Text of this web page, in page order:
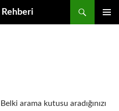
Rehberi
arama kutusu aradığınızı